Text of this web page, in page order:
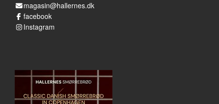
magasin@hallernes.dk
facebook
Instagram